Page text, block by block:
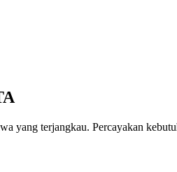
terjangkau. Percayakan